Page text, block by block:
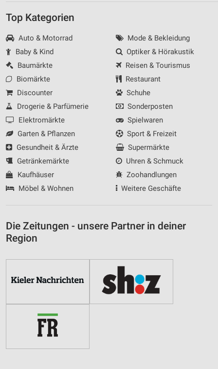
Top Kategorien
Auto & Motorrad
Baby & Kind
Baumärkte
Biomärkte
Discounter
Drogerie & Parfümerie
Elektromärkte
Garten & Pflanzen
Gesundheit & Ärzte
Getränkemärkte
Kaufhäuser
Möbel & Wohnen
Mode & Bekleidung
Optiker & Hörakustik
Reisen & Tourismus
Restaurant
Schuhe
Sonderposten
Spielwaren
Sport & Freizeit
Supermärkte
Uhren & Schmuck
Zoohandlungen
Weitere Geschäfte
Die Zeitungen - unsere Partner in deiner
Region